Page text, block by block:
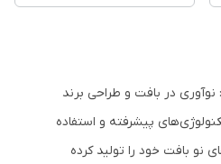
در بافت و طراحی برند
پیشرفته و استفاده
نو بافت خود را تولید کرده